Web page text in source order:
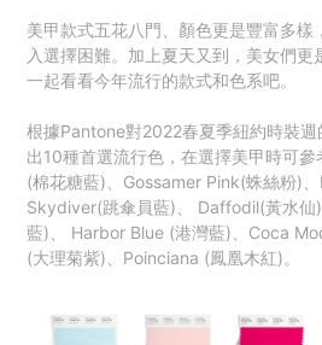
美甲款式五花八門、顏色更是豐富多樣
入選擇困難。加上夏天又到，美女們更
一起看看今年流行的款式和色系吧。
根據Pantone對2022春夏季紐約時裝
出10種首選流行色，在選擇美甲時可
(棉花糖藍)、Gossamer Pink(蛛絲粉)、
Skydiver(跳傘員藍)、 Daffodil(黃水仙
藍)、 Harbor Blue (港灣藍)、Coca
(大理菊紫)、Poinciana (鳳凰木紅)。